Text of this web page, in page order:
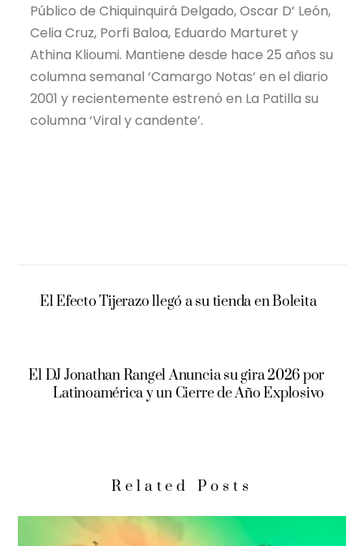
Público de Chiquinquirá Delgado, Oscar D’ León,
Celia Cruz, Porfi Baloa, Eduardo Marturet y
Athina Klioumi. Mantiene desde hace 25 años su
columna semanal ‘Camargo Notas’ en el diario
2001 y recientemente estrenó en La Patilla su
columna ‘Viral y candente’.
El Efecto Tijerazo llegó a su tienda en Boleita
El DJ Jonathan Rangel Anuncia su gira 2026 por
Latinoamérica y un Cierre de Año Explosivo
Related Posts